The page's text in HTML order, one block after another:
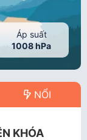
Áp suất
1008 hPa
NỔI
KHÓA